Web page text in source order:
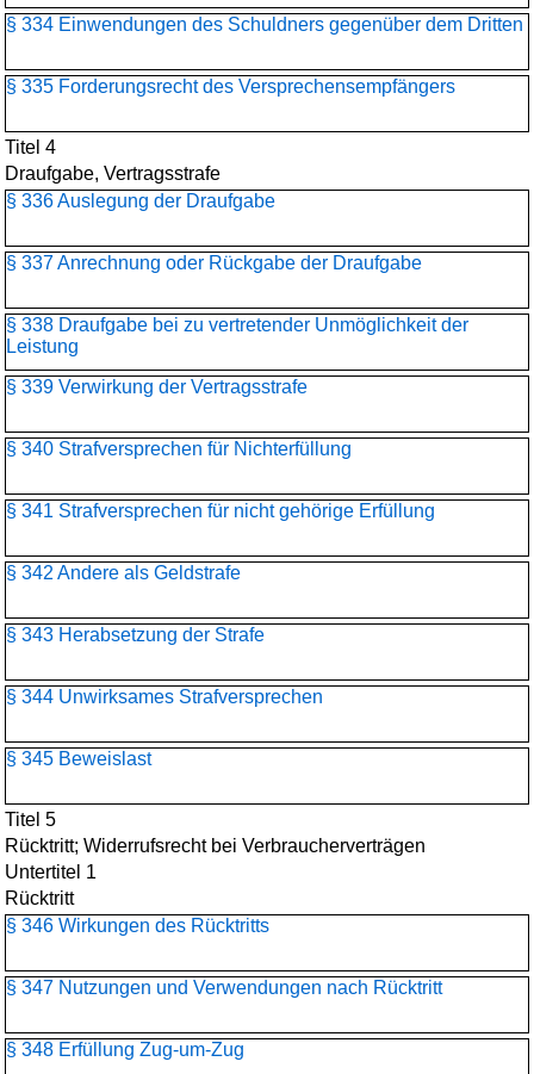
§ 334 Einwendungen des Schuldners gegenüber dem Dritten
§ 335 Forderungsrecht des Versprechensempfängers
Titel 4
Draufgabe, Vertragsstrafe
§ 336 Auslegung der Draufgabe
§ 337 Anrechnung oder Rückgabe der Draufgabe
§ 338 Draufgabe bei zu vertretender Unmöglichkeit der
Leistung
§ 339 Verwirkung der Vertragsstrafe
§ 340 Strafversprechen für Nichterfüllung
§ 341 Strafversprechen für nicht gehörige Erfüllung
§ 342 Andere als Geldstrafe
§ 343 Herabsetzung der Strafe
§ 344 Unwirksames Strafversprechen
§ 345 Beweislast
Titel 5
Rücktritt; Widerrufsrecht bei Verbraucherverträgen
Untertitel 1
Rücktritt
§ 346 Wirkungen des Rücktritts
§ 347 Nutzungen und Verwendungen nach Rücktritt
§ 348 Erfüllung Zug-um-Zug